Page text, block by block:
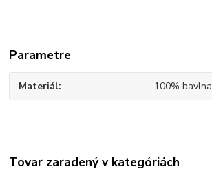
Parametre
Materiál 100% bavlna
Tovar zaradený v kategóriách